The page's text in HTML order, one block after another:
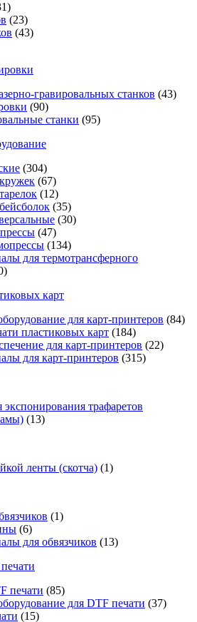
(23)
(43)
гравировальных станков (43)
(90)
станки (95)
(304)
(67)
(12)
(35)
(30)
(47)
(134)
для термотрансферного
карт
для карт-принтеров (84)
пластиковых карт (184)
для карт-принтеров (22)
для карт-принтеров (315)
трафаретов
(13)
ленты (скотча) (1)
(1)
(6)
для обвязчиков (13)
печати (85)
для DTF печати (37)
(15)